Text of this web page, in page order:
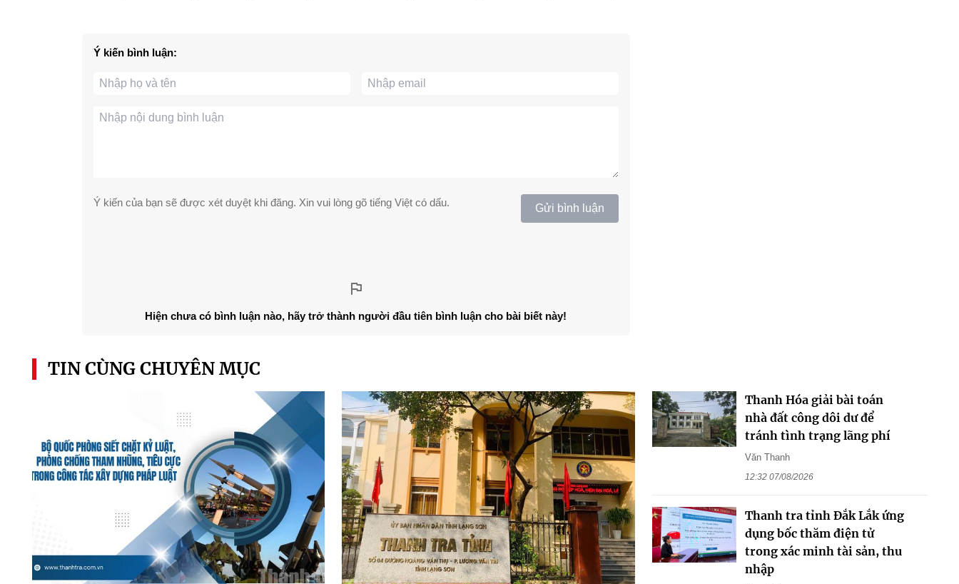
Ý kiến bình luận:
Ý kiến của bạn sẽ được xét duyệt khi đăng. Xin vui lòng gõ tiếng Việt có dấu. Gửi bình luận
Hiện chưa có bình luận nào, hãy trở thành người đầu tiên bình luận cho bài biết này!
TIN CÙNG CHUYÊN MỤC
Thanh Hóa giải bài toán
nhà đất công dôi dư để
tránh tình trạng lãng phí
Văn Thanh
12:32 07/08/2026
Thanh tra tỉnh Đắk Lắk ứng
dụng bốc thăm điện tử
trong xác minh tài sản, thu
nhập